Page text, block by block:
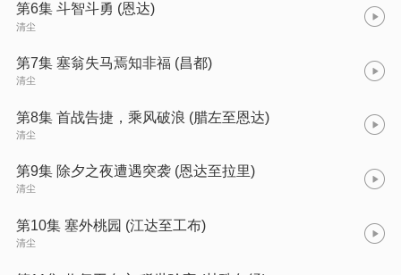
第6集 斗智斗勇 (恩达)
清尘
第7集 塞翁失马焉知非福 (昌都)
清尘
第8集 首战告捷，乘风破浪 (腊左至恩达)
清尘
第9集 除夕之夜遭遇突袭 (恩达至拉里)
清尘
第10集 塞外桃园 (江达至工布)
清尘